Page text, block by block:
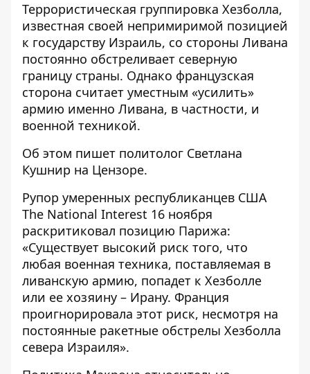
Террористическая группировка Хезболла,
известная своей непримиримой позицией
к государству Израиль, со стороны Ливана
постоянно обстреливает северную
границу страны. Однако французская
сторона считает уместным «усилить»
армию именно Ливана, в частности, и
военной техникой.
Об этом пишет политолог Светлана
Кушнир на Цензоре.
Рупор умеренных республиканцев США
The National Interest 16 ноября
раскритиковал позицию Парижа:
«Существует высокий риск того, что
любая военная техника, поставляемая в
ливанскую армию, попадет к Хезболле
или ее хозяину – Ирану. Франция
проигнорировала этот риск, несмотря на
постоянные ракетные обстрелы Хезболла
севера Израиля».